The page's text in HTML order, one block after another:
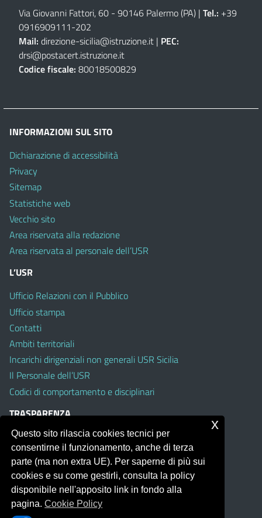
Via Giovanni Fattori, 60 - 90146 Palermo (PA) | Tel.: +39
0916909111-202
Mail: direzione-sicilia@istruzione.it | PEC:
drsi@postacert.istruzione.it
Codice fiscale: 80018500829
INFORMAZIONI SUL SITO
Dichiarazione di accessibilità
Privacy
Sitemap
Statistiche web
Vecchio sito
Area riservata alla redazione
Area riservata al personale dell’USR
L’USR
Ufficio Relazioni con il Pubblico
Ufficio stampa
Contatti
Ambiti territoriali
Incarichi dirigenziali non generali USR Sicilia
Il Personale dell’USR
Codici di comportamento e disciplinari
TRASPARENZA
Albo on line
Amministrazione Trasparente
Pubblici proclami
PTPCT per le Istituzioni scolastiche della Sicilia
Whistleblowing
Questo sito rilascia cookies tecnici per
consentirne il funzionamento, anche di terza
parte (ma non extra UE). Per saperne di più sui
cookies e su come gestirli, consulta la policy
disponibile nell'apposito link in fondo alla
pagina.Cookie Policy
x